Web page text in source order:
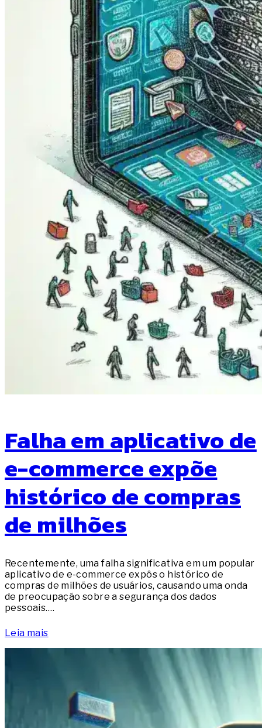
Falha em aplicativo de
e-commerce expõe
histórico de compras
de milhões
Recentemente, uma falha significativa em um popular
aplicativo de e-commerce expôs o histórico de
compras de milhões de usuários, causando uma onda
de preocupação sobre a segurança dos dados
pessoais.…
Leia mais